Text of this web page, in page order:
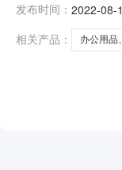
采购人：
发布时间： 2022-08-
相关产品：
办公用品